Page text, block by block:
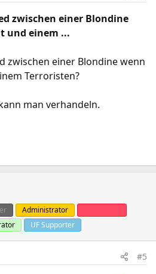
zwischen einer Blondine
und einem ...
zwischen einer Blondine wenn
Terroristen?
man verhandeln.
Administrator
UF Supporter
#5